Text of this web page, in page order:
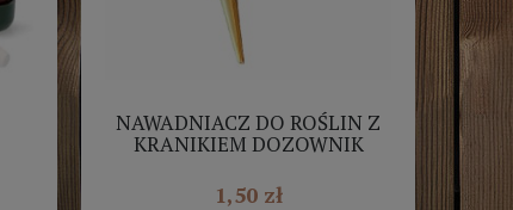
NAWADNIACZ DO ROŚLIN Z
KRANIKIEM DOZOWNIK
1,50 zł